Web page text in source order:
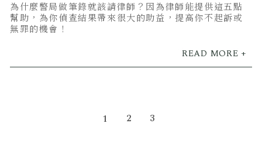
為什麼警局做筆錄就該請律師？因為律師能提供這五點
幫助，為你偵查結果帶來很大的助益，提高你不起訴或
無罪的機會！
1 2 3